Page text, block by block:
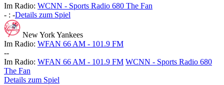
Im Radio: WCNN - Sports Radio 680 The Fan
- : -Details zum Spiel
New York Yankees
Im Radio: WFAN 66 AM - 101.9 FM
--
Im Radio: WFAN 66 AM - 101.9 FM WCNN - Sports Radio 680
The Fan
Details zum Spiel